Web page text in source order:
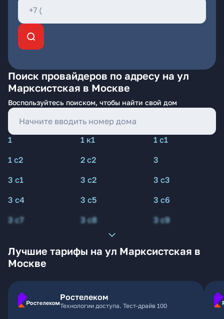
Поиск провайдеров по адресу на ул
Марксистская в Москве
Воспользуйтесь поиском, чтобы найти свой дом
1 1 к1
1 с1
1 с2
2 с2
3
3 с1
3 с2
3 с3
3 с4
3 с5
3 с6
3 с7
3 с8 3 с9
Лучшие тарифы на ул Марксистская в
Москве
Ростелеком
Технологии доступа. Тест-драйв 100